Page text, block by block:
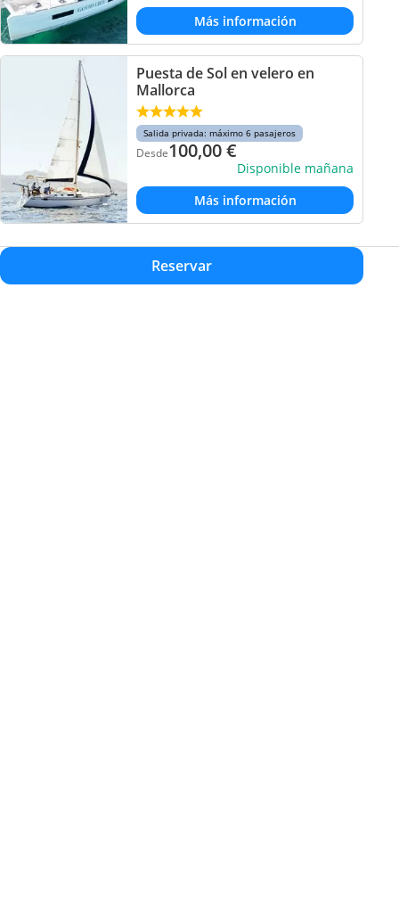
Reservar
Más información
Puesta de Sol en velero en
Mallorca
Salida privada: máximo 6 pasajeros
Desde100,00€
Disponible mañana
Más información